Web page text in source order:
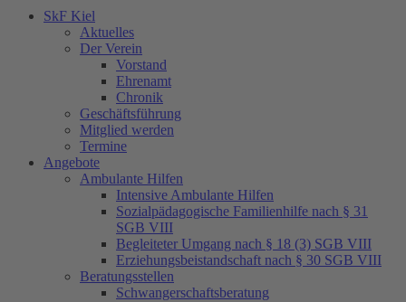
SkF Kiel
Aktuelles
Der Verein
Vorstand
Ehrenamt
Chronik
Geschäftsführung
Mitglied werden
Termine
Angebote
Ambulante Hilfen
Intensive Ambulante Hilfen
Sozialpädagogische Familienhilfe nach § 31
SGB VIII
Begleiteter Umgang nach § 18 (3) SGB VIII
Erziehungsbeistandschaft nach § 30 SGB VIII
Beratungsstellen
Schwangerschaftsberatung